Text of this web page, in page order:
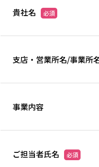
【3】第三者への個人情
弊社が、本フォームを通じ
但し、以下の場合は開示す
・法令に基づく場合
・人の生命、身体又は財産
・公衆衛生の向上又は児童
・国の機関若しくは地方公
合であって、本人の同意を
【4】情報提供の任意性
お客様が弊社に対し個人情
ただし、ご提供いただけな
貴社名 必須
支店・営業所名/事業所
事業内容
ご担当者氏名 必須